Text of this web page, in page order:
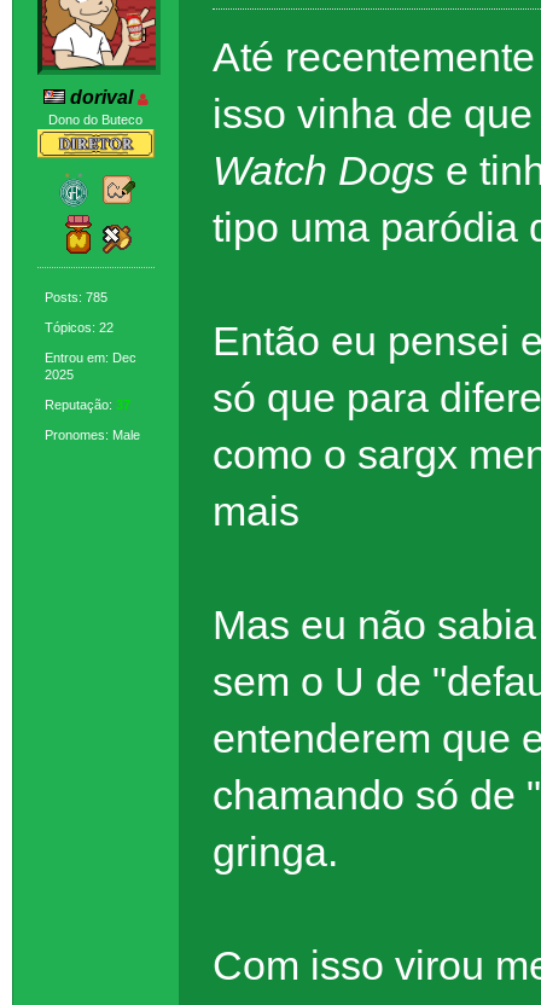
dorival
Dono do Buteco
Posts: 785
Tópicos: 22
Entrou em: Dec
2025
Reputação: 37
Pronomes: Male
Até
isso vinha de
Watch Dogs e
tipo uma paródia
Então eu pensei
só que para
como o sargx
mais
Mas eu não
sem o U de
entenderem que
chamando só de
gringa.
Com isso virou